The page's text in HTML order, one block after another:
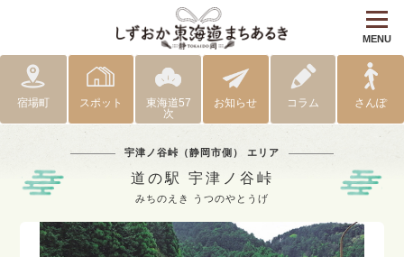
MENU
宿場町 スポット
東海道57
次
お知らせ コラム さんぽ
宇津ノ谷峠（静岡市側） エリア
道の駅 宇津ノ谷峠
みちのえき うつのやとうげ